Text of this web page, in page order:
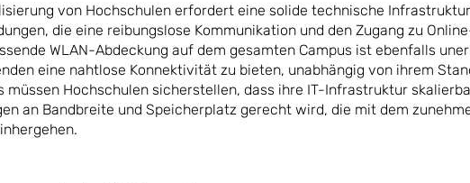
von Hochschulen erfordert eine solide technische
die eine reibungslose Kommunikation und den Zugang zu
WLAN-Abdeckung auf dem gesamten Campus ist ebenfalls
eine nahtlose Konnektivität zu bieten, unabhängig von ihrem
müssen Hochschulen sicherstellen, dass ihre IT-Infrastruktur
an Bandbreite und Speicherplatz gerecht wird, die mit dem